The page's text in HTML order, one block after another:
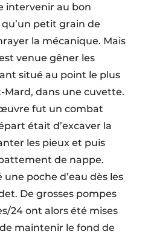
intervenir au bon
petit grain de
la mécanique. Mais
venue gêner les
situé au point le plus
Mard, dans une cuvette.
fut un combat
était d’excaver la
les pieux et puis
de nappe.
poche d’eau dès les
De grosses pompes
24 ont alors été mises
maintenir le fond de